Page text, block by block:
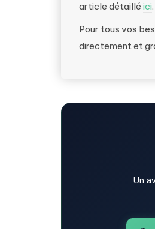
article détaillé ici.
Pour tous vos
directement et
Un